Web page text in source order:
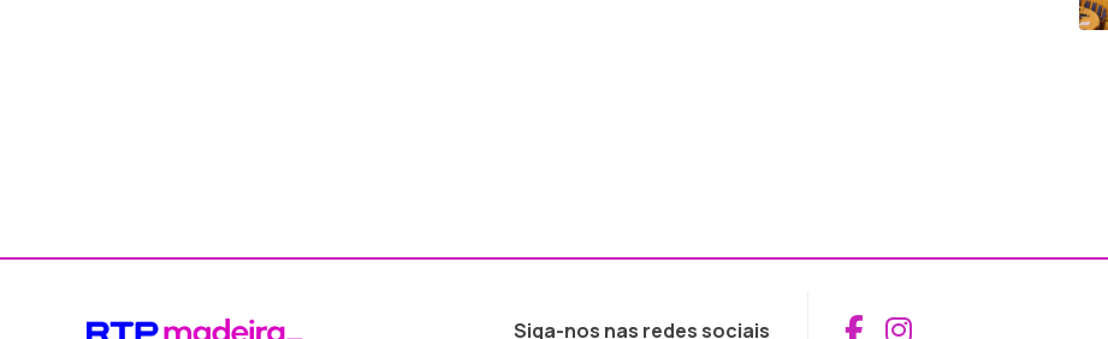
Siga-nos nas redes sociais Aceder ao
Aceder ao